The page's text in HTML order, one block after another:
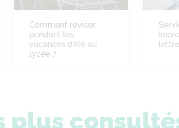
Comment réviser
pendant les
vacances d’été au
lycée ?
plus